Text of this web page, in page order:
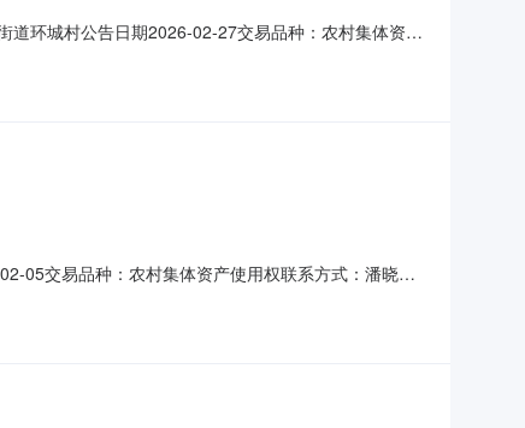
环城村公告日期2026-02-27交易品种：农村集体资产
海纯路西至：人民路北至：
05交易品种：农村集体资产使用权联系方式：潘晓晨
--补充说明1、项目详情自行前往了